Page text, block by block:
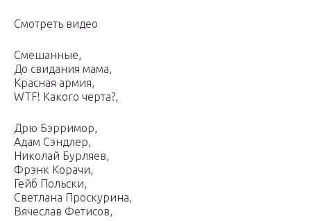
Смотреть видео
Смешанные,
До свидания мама,
Красная армия,
WTF! Какого черта?,
Дрю Бэрримор,
Адам Сэндлер,
Николай Бурляев,
Фрэнк Корачи,
Гейб Польски,
Светлана Проскурина,
Вячеслав Фетисов,